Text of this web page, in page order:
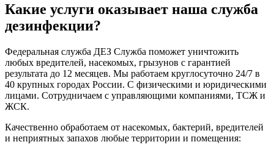
Какие услуги оказывает наша служба
дезинфекции?
Федеральная служба ДЕЗ Служба поможет уничтожить
любых вредителей, насекомых, грызунов с гарантией
результата до 12 месяцев. Мы работаем круглосуточно 24/7 в
40 крупных городах России. С физическими и юридическими
лицами. Сотрудничаем с управляющими компаниями, ТСЖ и
ЖСК.
Качественно обработаем от насекомых, бактерий, вредителей
и неприятных запахов любые территории и помещения: